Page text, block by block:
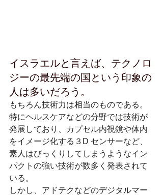
イスラエルと言えば、テクノロ
ジーの最先端の国という印象の
人は多いだろう。
もちろん技術力は相当のものである。
特にヘルスケアなどの分野では技術が
発展しており、カプセル内視鏡や体内
をイメージ化する３D センサーなど、
素人はびっくりしてしまうようなイン
パクトの強い技術が数多く発表されて
いる。
しかし、アドテクなどのデジタルマー